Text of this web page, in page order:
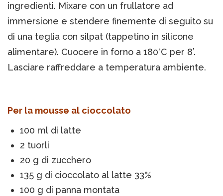
ingredienti. Mixare con un frullatore ad
immersione e stendere finemente di seguito su
di una teglia con silpat (tappetino in silicone
alimentare). Cuocere in forno a 180°C per 8’.
Lasciare raffreddare a temperatura ambiente.
Per la mousse al cioccolato
100 ml di latte
2 tuorli
20 g di zucchero
135 g di cioccolato al latte 33%
100 g di panna montata